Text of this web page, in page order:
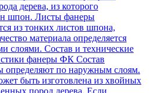
дерева, из которого
шпон. Листы фанеры
из тонких листов шпона,
материала определяется
слоями. Состав и технические
фанеры ФК Состав
определяют по наружным слоям.
быть изготовлена из хвойных
пород дерева. Если